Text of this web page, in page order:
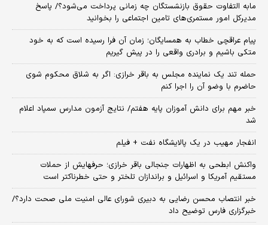
مابه التفاوت حقوق بازنشستگان چه زمانی پرداخت می‌شود؟/ پاسخ
مدیرکل امور مستمری‌های تامین اجتماعی را بخوانید
پیام عراقچی خطاب به همسایگان؛ زمان آن فرا رسیده است که به خود
متکی باشیم و برادری واقعی را در پیش گیریم
حمله تند یک نماینده مجلس به باقر خرازی: اگر به شلاق محکوم شوی
حاضرم با وضو آن را اجرا کنم
خبر مهم برای دانش آموزان پایه هفتم/ نتایج آزمون مدارس سمپاد اعلام
شد
انفجار مهیب در یک پالایشگاه نفت + فیلم
واکنش ابطحی به اظهارات جنجالی باقر خرازی؛ حرفهایش از حملات
مستقیم آمریکا و اسرائیل و براندازان تلختر و حتی خطرناکتر است
خبر انتصاب محسن رضایی به دبیری شورای عالی امنیت ملی صحت دارد؟/
خبرگزاری فارس توضیح داد